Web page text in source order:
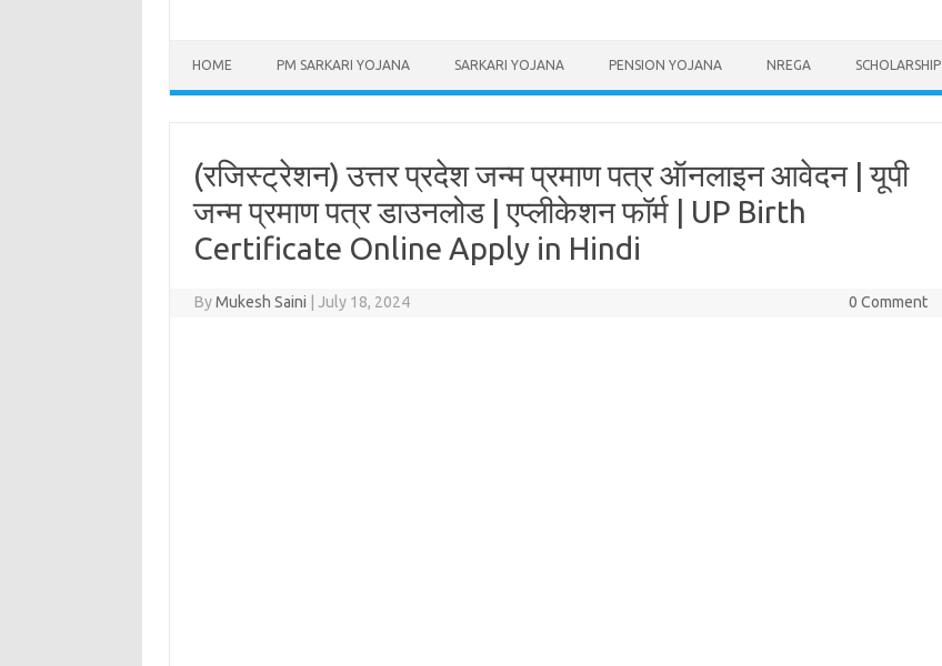
HOME PM SARKARI YOJANA SARKARI YOJANA PENSION YOJANA NREGA SCHOLARSHIP
(रजिस्ट्रेशन) उत्तर प्रदेश जन्म प्रमाण पत्र ऑनलाइन आवेदन | यूपी
जन्म प्रमाण पत्र डाउनलोड | एप्लीकेशन फॉर्म | UP Birth
Certificate Online Apply in Hindi
ByMukesh Saini July 18, 2024 0 Comment